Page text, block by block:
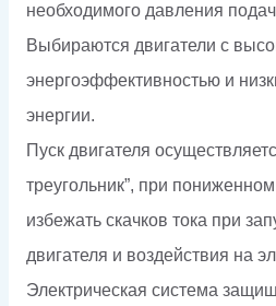
необходимого давления
Выбираются двигатели с
энергоэффективностью и
энергии.
Пуск двигателя
треугольник”, при
избежать скачков тока при
двигателя и воздействия на
Электрическая система